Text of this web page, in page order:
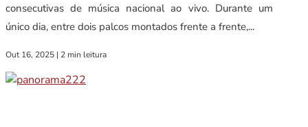
consecutivas de música nacional ao vivo. Durante um
único dia, entre dois palcos montados frente a frente,...
Out 16, 2025 | 2 min leitura